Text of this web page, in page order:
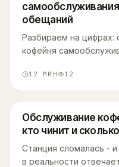
обещаний
Разбираем на цифрах:
кофейня
12 МИН 12
Обслуживание
кто чинит и
Станция сломалась -
в реальности